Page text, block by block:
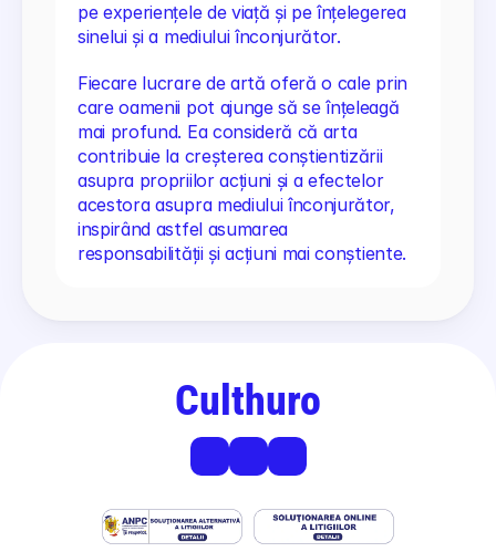
pe experiențele de viață și pe înțelegerea
sinelui și a mediului înconjurător.
Fiecare lucrare de artă oferă o cale prin
care oamenii pot ajunge să se înțeleagă
mai profund. Ea consideră că arta
contribuie la creșterea conștientizării
asupra propriilor acțiuni și a efectelor
acestora asupra mediului înconjurător,
inspirând astfel asumarea
responsabilității și acțiuni mai conștiente.
Culthuro